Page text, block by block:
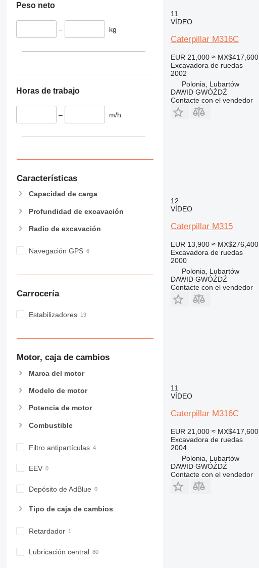
Peso neto
– kg
Horas de trabajo
– m/h
Características
Capacidad de carga
Profundidad de excavación
Radio de excavación
Navegación GPS
Carrocería
Estabilizadores
Motor, caja de cambios
Marca del motor
Modelo de motor
Potencia de motor
Combustible
Filtro antipartículas
EEV
Depósito de AdBlue
Tipo de caja de cambios
Retardador
Lubricación central
11
VÍDEO
Caterpillar M316C
EUR 21,000 ≈ MX$417,600
Excavadora de ruedas
2002
Polonia, Lubartów
DAWID GWÓŹDŹ
Contacte con el vendedor
12
VÍDEO
Caterpillar M315
EUR 13,900 ≈ MX$276,400
Excavadora de ruedas
2000
Polonia, Lubartów
DAWID GWÓŹDŹ
Contacte con el vendedor
11
VÍDEO
Caterpillar M316C
EUR 21,000 ≈ MX$417,600
Excavadora de ruedas
2004
Polonia, Lubartów
DAWID GWÓŹDŹ
Contacte con el vendedor